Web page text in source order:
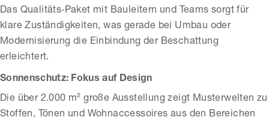
Das Qualitäts‑Paket mit Bauleitern und Teams sorgt für
klare Zuständigkeiten, was gerade bei Umbau oder
Modernisierung die Einbindung der Beschattung
erleichtert.
Sonnenschutz: Fokus auf Design
Die über 2.000 m² große Ausstellung zeigt Musterwelten zu
Stoffen, Tönen und Wohnaccessoires aus den Bereichen